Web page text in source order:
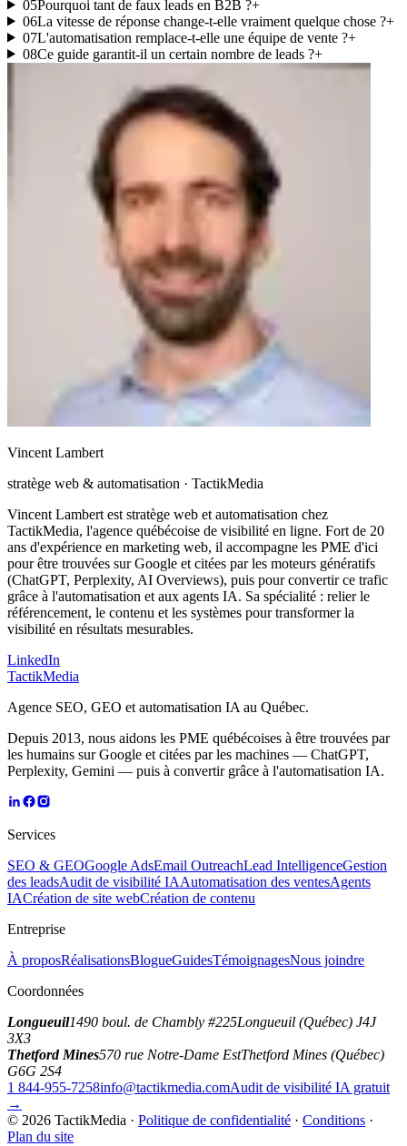
05Pourquoi tant de faux leads en B2B ?+
06La vitesse de réponse change-t-elle vraiment quelque chose ?+
07L'automatisation remplace-t-elle une équipe de vente ?+
08Ce guide garantit-il un certain nombre de leads ?+
Vincent Lambert
stratège web & automatisation · TactikMedia
Vincent Lambert est stratège web et automatisation chez
TactikMedia, l'agence québécoise de visibilité en ligne. Fort de 20
ans d'expérience en marketing web, il accompagne les PME d'ici
pour être trouvées sur Google et citées par les moteurs génératifs
(ChatGPT, Perplexity, AI Overviews), puis pour convertir ce trafic
grâce à l'automatisation et aux agents IA. Sa spécialité : relier le
référencement, le contenu et les systèmes pour transformer la
visibilité en résultats mesurables.
LinkedIn
TactikMedia
Agence SEO, GEO et automatisation IA au Québec.
Depuis 2013, nous aidons les PME québécoises à être trouvées par
les humains sur Google et citées par les machines — ChatGPT,
Perplexity, Gemini — puis à convertir grâce à l'automatisation IA.
Services
SEO & GEOGoogle AdsEmail OutreachLead IntelligenceGestion
des leadsAudit de visibilité IAAutomatisation des ventesAgents
IACréation de site webCréation de contenu
Entreprise
À proposRéalisationsBlogueGuidesTémoignagesNous joindre
Coordonnées
Longueuil1490 boul. de Chambly #225Longueuil (Québec) J4J
3X3
Thetford Mines570 rue Notre-Dame EstThetford Mines (Québec)
G6G 2S4
1 844-955-7258info@tactikmedia.comAudit de visibilité IA gratuit
→
© 2026 TactikMedia · Politique de confidentialité · Conditions ·
Plan du site